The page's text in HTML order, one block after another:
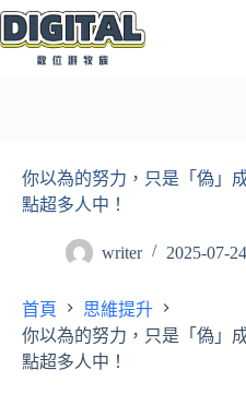
跳
至
你以為的努力，只是「偽」
點超多人中！
writer 2025-07-24
首頁
思維提升
你以為的努力，只是「偽」
點超多人中！